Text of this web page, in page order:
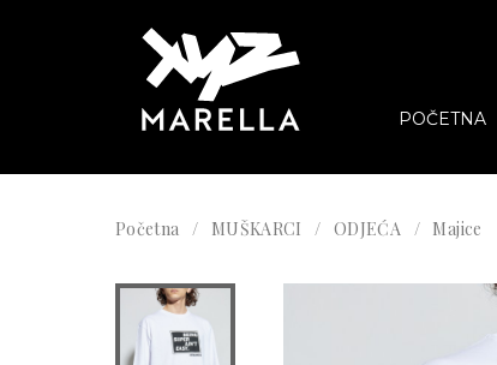
POČETNA
Početna MUŠKARCI ODJEĆA Majice